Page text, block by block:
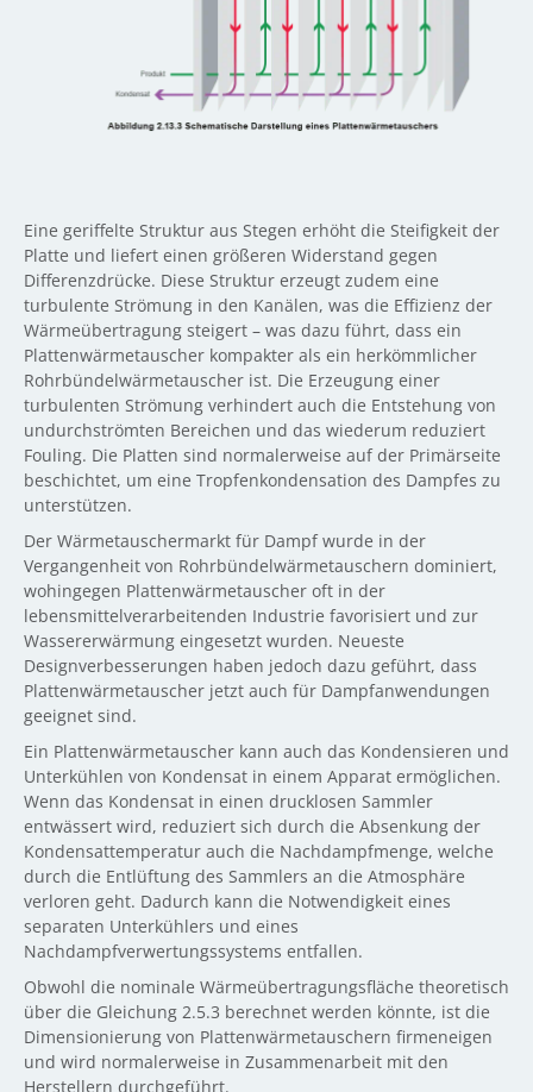
Eine geriffelte Struktur aus Stegen erhöht die Steifigkeit der
Platte und liefert einen größeren Widerstand gegen
Differenzdrücke. Diese Struktur erzeugt zudem eine
turbulente Strömung in den Kanälen, was die Effizienz der
Wärmeübertragung steigert – was dazu führt, dass ein
Plattenwärmetauscher kompakter als ein herkömmlicher
Rohrbündelwärmetauscher ist. Die Erzeugung einer
turbulenten Strömung verhindert auch die Entstehung von
undurchströmten Bereichen und das wiederum reduziert
Fouling. Die Platten sind normalerweise auf der Primärseite
beschichtet, um eine Tropfenkondensation des Dampfes zu
unterstützen.
Der Wärmetauschermarkt für Dampf wurde in der
Vergangenheit von Rohrbündelwärmetauschern dominiert,
wohingegen Plattenwärmetauscher oft in der
lebensmittelverarbeitenden Industrie favorisiert und zur
Wassererwärmung eingesetzt wurden. Neueste
Designverbesserungen haben jedoch dazu geführt, dass
Plattenwärmetauscher jetzt auch für Dampfanwendungen
geeignet sind.
Ein Plattenwärmetauscher kann auch das Kondensieren und
Unterkühlen von Kondensat in einem Apparat ermöglichen.
Wenn das Kondensat in einen drucklosen Sammler
entwässert wird, reduziert sich durch die Absenkung der
Kondensattemperatur auch die Nachdampfmenge, welche
durch die Entlüftung des Sammlers an die Atmosphäre
verloren geht. Dadurch kann die Notwendigkeit eines
separaten Unterkühlers und eines
Nachdampfverwertungssystems entfallen.
Obwohl die nominale Wärmeübertragungsfläche theoretisch
über die Gleichung 2.5.3 berechnet werden könnte, ist die
Dimensionierung von Plattenwärmetauschern firmeneigen
und wird normalerweise in Zusammenarbeit mit den
Herstellern durchgeführt.